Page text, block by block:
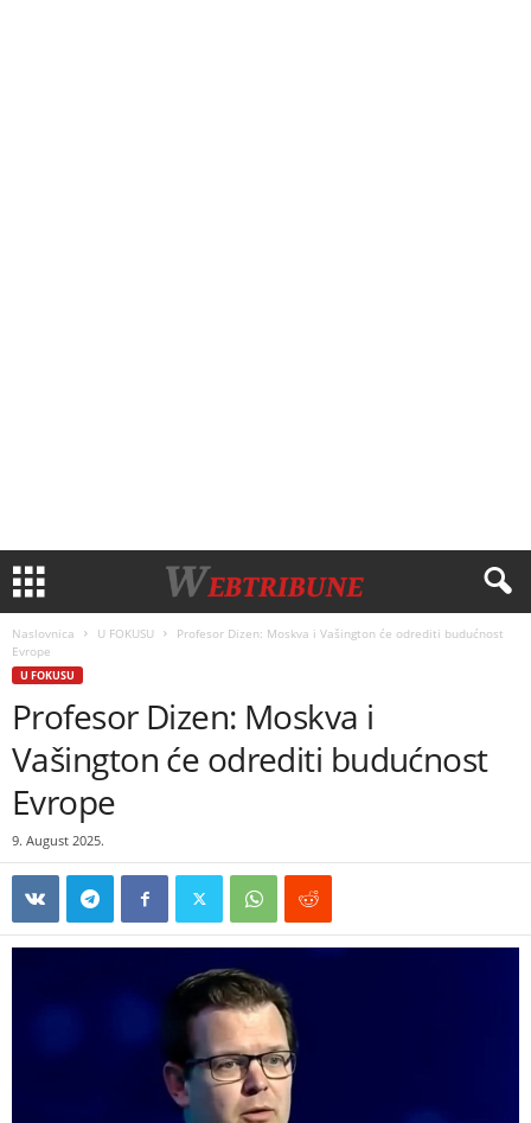
Naslovnica U FOKUSU
Profesor Dizen: Moskva i Vašington će odrediti budućnost
Evrope
U FOKUSU
Profesor Dizen: Moskva i
Vašington će odrediti budućnost
Evrope
9. August 2025.